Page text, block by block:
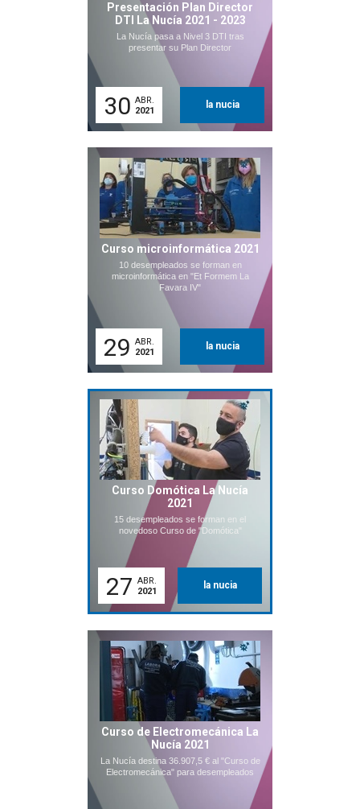
Presentación Plan Director
DTI La Nucía 2021 - 2023
La Nucía pasa a Nivel 3 DTI tras
presentar su Plan Director
30 ABR.
2021
la nucia
Curso microinformática 2021
10 desempleados se forman en
microinformática en "Et Formem La
Favara IV"
29 ABR.
2021
la nucia
Curso Domótica La Nucía
2021
15 desempleados se forman en el
novedoso Curso de "Domótica"
27 ABR.
2021
la nucia
Curso de Electromecánica La
Nucía 2021
La Nucía destina 36.907,5 € al "Curso de
Electromecánica" para desempleados